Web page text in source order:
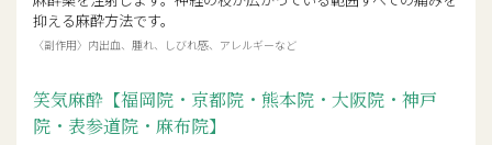
抑える麻酔方法です。
〈副作用〉内出血、腫れ、しびれ感、アレルギーなど
笑気麻酔【福岡院・京都院・熊本院・大阪院・神戸
院・表参道院・麻布院】